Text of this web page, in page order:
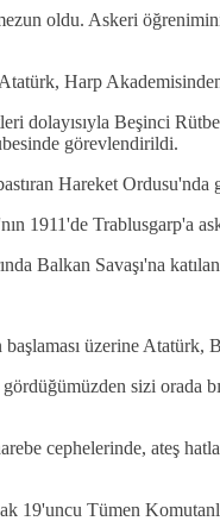
oldu. Askeri
Harp
dolayısıyla Beşinci
görevlendirildi.
Hareket Ordusu'nda
1911'de Trablusgarp'a
Balkan Savaşı'na
üzerine
sizi orada
cephelerinde, ateş
19'uncu Tümen